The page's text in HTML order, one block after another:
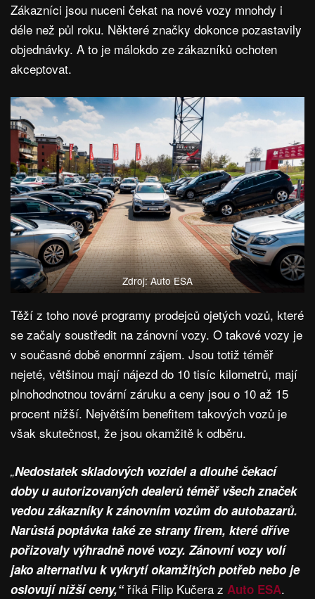
Zákazníci jsou nuceni čekat na nové vozy mnohdy i
déle než půl roku. Některé značky dokonce pozastavily
objednávky. A to je málokdo ze zákazníků ochoten
akceptovat.
Zdroj: Auto ESA
Těží z toho nové programy prodejců ojetých vozů, které
se začaly soustředit na zánovní vozy. O takové vozy je
v současné době enormní zájem. Jsou totiž téměř
nejeté, většinou mají nájezd do 10 tisíc kilometrů, mají
plnohodnotnou tovární záruku a ceny jsou o 10 až 15
procent nižší. Největším benefitem takových vozů je
však skutečnost, že jsou okamžitě k odběru.
„Nedostatek skladových vozidel a dlouhé čekací
doby u autorizovaných dealerů téměř všech značek
vedou zákazníky k zánovním vozům do autobazarů.
Narůstá poptávka také ze strany firem, které dříve
pořizovaly výhradně nové vozy. Zánovní vozy volí
jako alternativu k vykrytí okamžitých potřeb nebo je
oslovují nižší ceny,“říká Filip Kučera z Auto ESA.